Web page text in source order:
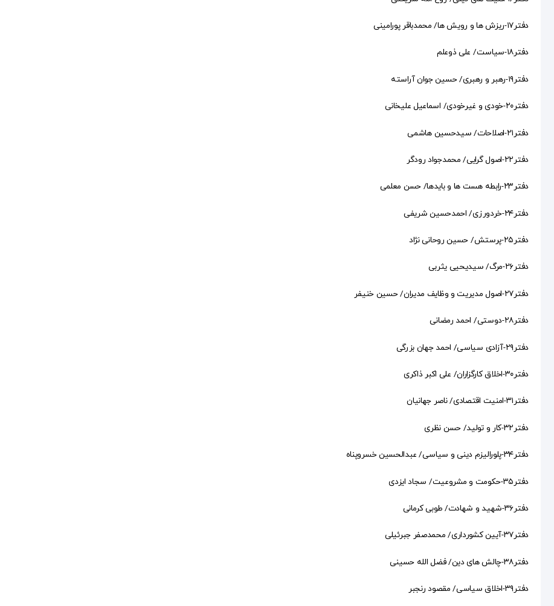
دفتر۱۷-ریزش ها و رویش ها/ محمدباقر پورامینی
دفتر۱۸-سیاست/ علی ذوعلم
دفتر۱۹-رهبر و رهبری/ حسین جوان آراسته
دفتر۲۰-خودی و غیرخودی/ اسماعیل علیخانی
دفتر۲۱-اصلاحات/ سیدحسین هاشمی
دفتر۲۲-اصول گرایی/ محمدجواد رودگر
دفتر۲۳-رابطه هست ها و بایدها/ حسن معلمی
دفتر۲۴-خردورزی/ احمدحسین شریفی
دفتر۲۵-پرستش/ حسین روحانی نژاد
دفتر۲۶-مرگ/ سیدیحیی یثربی
دفتر۲۷-اصول مدیریت و وظایف مدیران/ حسین خنیفر
دفتر۲۸-دوستی/ احمد رمضانی
دفتر۲۹-آزادی سیاسی/ احمد جهان بزرگی
دفتر۳۰-اخلاق کارگزاران/ علی اکبر ذاکری
دفتر۳۱-امنیت اقتصادی/ ناصر جهانیان
دفتر۳۲-کار و تولید/ حسن نظری
دفتر۳۴-پلورالیزم دینی و سیاسی/ عبدالحسین خسروپناه
دفتر۳۵-حکومت و مشروعیت/ سجاد ایزدی
دفتر۳۶-شهید و شهادت/ طوبی کرمانی
دفتر۳۷-آیین کشورداری/ محمدصفر جبرئیلی
دفتر۳۸-چالش های دین/ فضل الله حسینی
دفتر۳۹-اخلاق سیاسی/ مقصود رنجبر